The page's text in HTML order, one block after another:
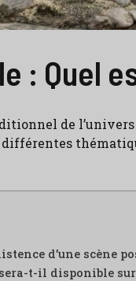
: Quel
de
d’une scène
t-il disponible